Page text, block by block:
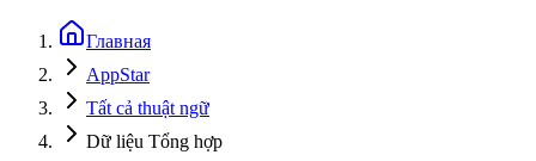
Главная
AppStar
Tất cả thuật ngữ
Dữ liệu Tổng hợp